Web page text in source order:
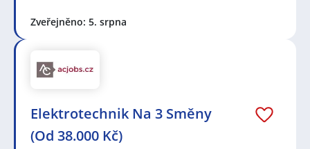
Zveřejněno: 5. srpna
Elektrotechnik Na 3 Směny
(Od 38.000 Kč)